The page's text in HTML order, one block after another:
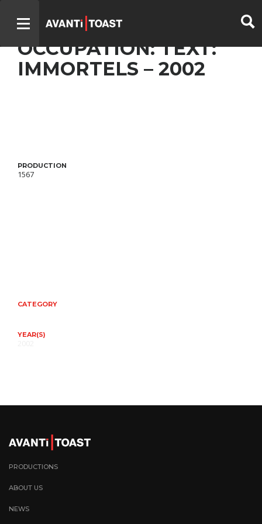
UN GARS, UNE FILLE –
OCCUPATION: TEXT:
IMMORTELS – 2002
PRODUCTION
1567
CATEGORY
YEAR(S)
PRODUCTIONS
ABOUT US
NEWS